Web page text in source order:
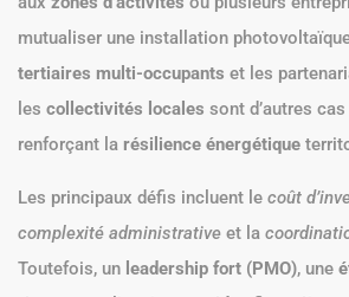
mutualiser une installation
tertiaires multi-occupants et les
les collectivités locales sont d’autres
renforçant la résilience énergétique
Les principaux défis incluent le coût
complexité administrative et la
Toutefois, un leadership fort (PMO), une